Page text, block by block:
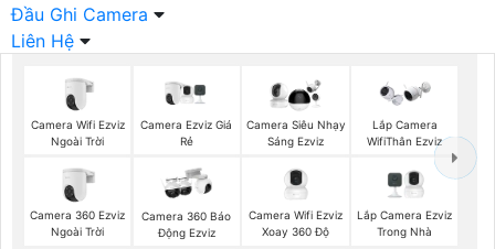
Đầu Ghi Camera
Liên Hệ
Camera Wifi Ezviz
Ngoài Trời
Camera Ezviz Giá
Rẻ
Camera Siêu Nhạy
Sáng Ezviz
Lắp Camera
WifiThân Ezviz
Camera 360 Ezviz
Ngoài Trời
Camera 360 Báo
Động Ezviz
Camera Wifi Ezviz
Xoay 360 Độ
Lắp Camera Ezviz
Trong Nhà